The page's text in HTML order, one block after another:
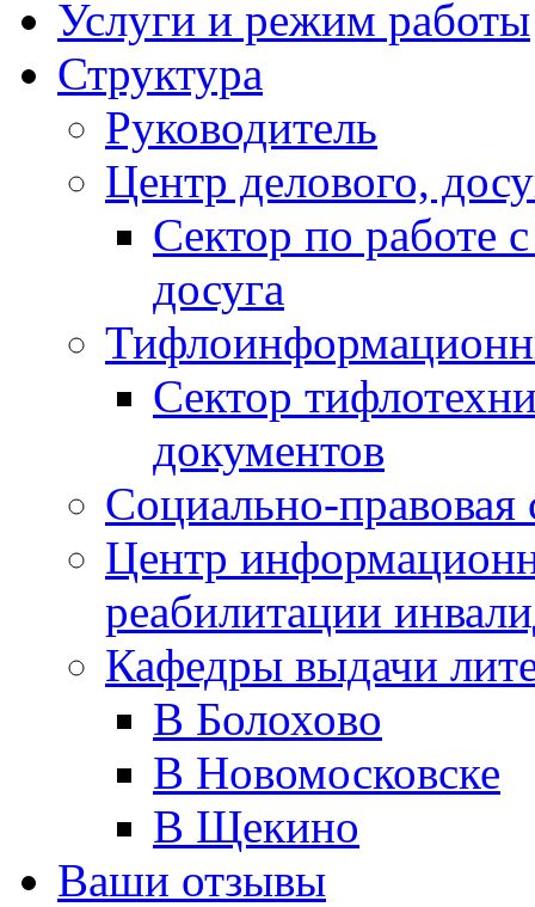
Услуги и режим работы
Структура
Руководитель
Центр делового,
Сектор по работе
досуга
Сектор
документов
Социально-правовая
Центр
реабилитации
Кафедры выдачи
В Болохово
В Новомосковске
В Щекино
Ваши отзывы